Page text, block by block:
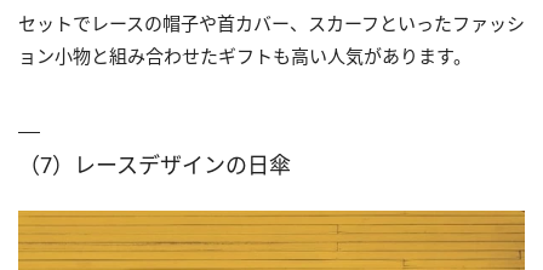
セットでレースの帽子や首カバー、スカーフといったファッシ
ョン小物と組み合わせたギフトも高い人気があります。
（7）レースデザインの日傘